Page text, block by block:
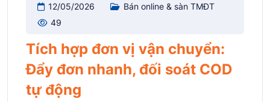
12/05/2026
Bán online & sàn TMĐT
49
Tích hợp đơn vị vận chuyển:
Đẩy đơn nhanh, đối soát COD
tự động